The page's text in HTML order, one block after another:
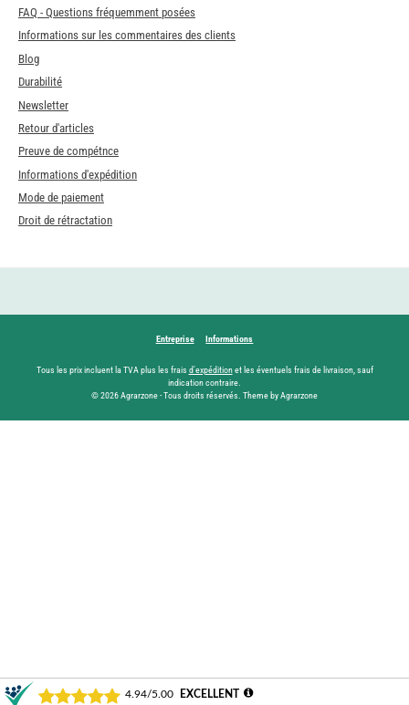
FAQ - Questions fréquemment posées
Informations sur les commentaires des clients
Blog
Durabilité
Newsletter
Retour d'articles
Preuve de compétnce
Informations d'expédition
Mode de paiement
Droit de rétractation
Entreprise Informations
Tous les prix incluent la TVA plus les frais d'expéditionet les éventuels frais de livraison, sauf
indication contraire.
© 2026 Agrarzone - Tous droits réservés. Theme by Agrarzone